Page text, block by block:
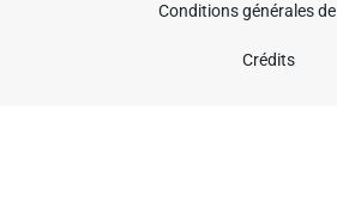
Conditions générales
Crédits